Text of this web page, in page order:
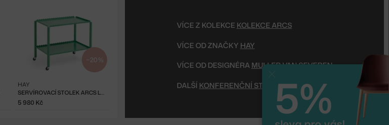
−20 %
SERVÍROVACÍ STOLEK ARCS LOW, SOFT JADE
HAY
5 980 Kč
VÍCE Z KOLEKCE KOLEKCE ARCS
VÍCE OD ZNAČKY HAY
VÍCE OD DESIGNÉRA MULLER VAN SEVEREN
DALŠÍ KONFERENČNÍ STOLKY5%